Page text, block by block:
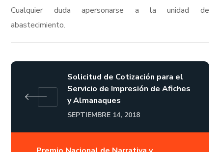
Cualquier duda apersonarse a la unidad de
abastecimiento.
Solicitud de Cotización para el
Servicio de Impresión de Afiches
y Almanaques
SEPTIEMBRE 14, 2018